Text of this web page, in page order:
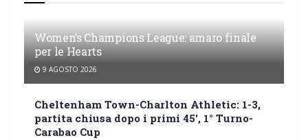
Women’s Champions League: amaro finale
per le Hearts
9 AGOSTO 2026
Cheltenham Town-Charlton Athletic: 1-3,
partita chiusa dopo i primi 45′, 1° Turno-
Carabao Cup